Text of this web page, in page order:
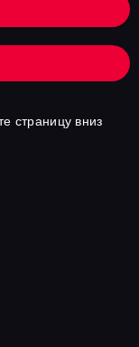
страницу вниз